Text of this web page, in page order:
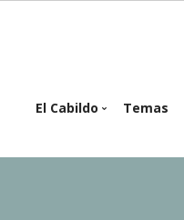
El Cabildo Temas